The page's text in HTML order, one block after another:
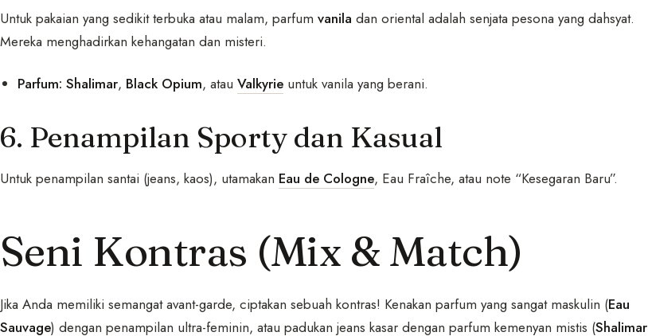
Untuk pakaian yang sedikit terbuka atau malam, parfum vanila dan oriental adalah senjata pesona yang dahsyat.
Mereka menghadirkan kehangatan dan misteri.
Parfum: Shalimar, Black Opium, atauValkyrie untuk vanila yang berani.
6. Penampilan Sporty dan Kasual
Untuk penampilan santai (jeans, kaos), utamakan Eau de Cologne, Eau Fraîche, atau note “Kesegaran Baru”.
Seni Kontras (Mix & Match)
Jika Anda memiliki semangat avant-garde, ciptakan sebuah kontras! Kenakan parfum yang sangat maskulin (Eau
Sauvage) dengan penampilan ultra-feminin, atau padukan jeans kasar dengan parfum kemenyan mistis (Shalimar